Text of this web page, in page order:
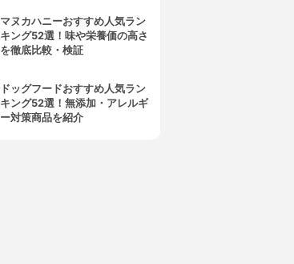
マヌカハニーおすすめ人気ラン
キング52選！味や栄養価の高さ
を徹底比較・検証
ドッグフードおすすめ人気ラン
キング52選！無添加・アレルギ
ー対策商品を紹介